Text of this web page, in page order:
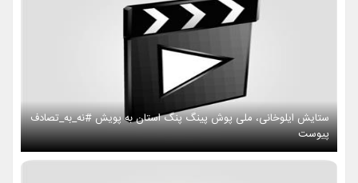
ستایش ایلوخانی، ملی پوش پینگ پنگ استان به پویش #نه_به_تصادف
پیوست